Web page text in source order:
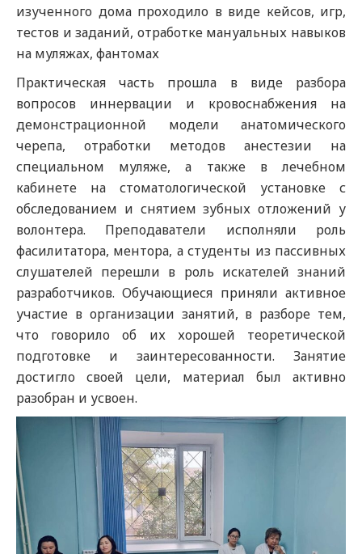
изученного дома проходило в виде кейсов, игр,
тестов и заданий, отработке мануальных навыков
на муляжах, фантомах
Практическая часть прошла в виде разбора
вопросов иннервации и кровоснабжения на
демонстрационной модели анатомического
черепа, отработки методов анестезии на
специальном муляже, а также в лечебном
кабинете на стоматологической установке с
обследованием и снятием зубных отложений у
волонтера. Преподаватели исполняли роль
фасилитатора, ментора, а студенты из пассивных
слушателей перешли в роль искателей знаний
разработчиков. Обучающиеся приняли активное
участие в организации занятий, в разборе тем,
что говорило об их хорошей теоретической
подготовке и заинтересованности. Занятие
достигло своей цели, материал был активно
разобран и усвоен.